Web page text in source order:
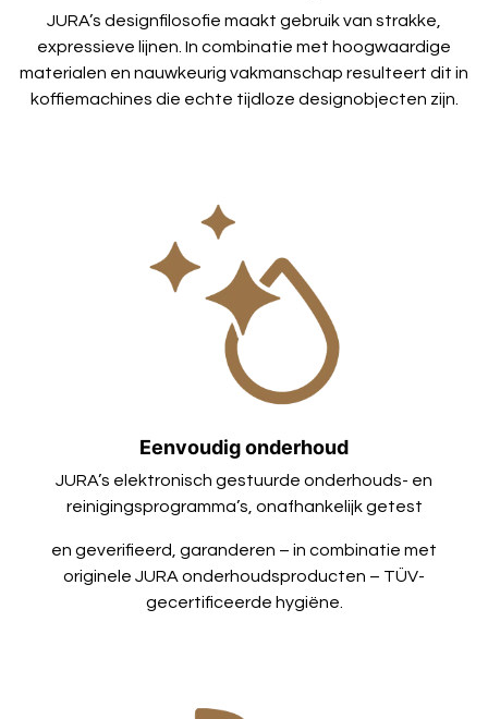
JURA’s designfilosofie maakt gebruik van strakke,
expressieve lijnen. In combinatie met hoogwaardige
materialen en nauwkeurig vakmanschap resulteert dit in
koffiemachines die echte tijdloze designobjecten zijn.
Eenvoudig onderhoud
JURA’s elektronisch gestuurde onderhouds- en
reinigingsprogramma’s, onafhankelijk getest
en geverifieerd, garanderen – in combinatie met
originele JURA onderhoudsproducten – TÜV-
gecertificeerde hygiëne.